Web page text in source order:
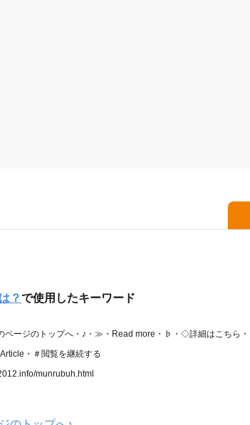
？で使用したキーワード
ージのトップへ・♪・≫・Read more・♭・◇詳細はこちら・
・＃閲覧を継続する
munrubuh.html